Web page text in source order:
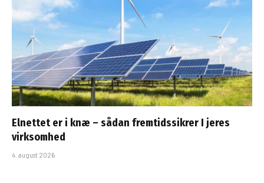
Elnettet er i knæ – sådan fremtidssikrer I jeres
virksomhed
4. august 2026